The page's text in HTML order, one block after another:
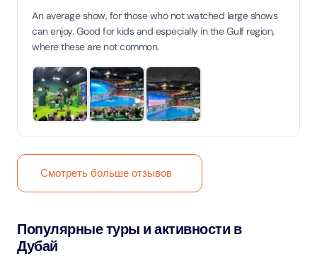
An average show, for those who not watched large shows
can enjoy. Good for kids and especially in the Gulf region,
where these are not common.
Смотреть больше отзывов
Популярные туры и активности в
Дубай